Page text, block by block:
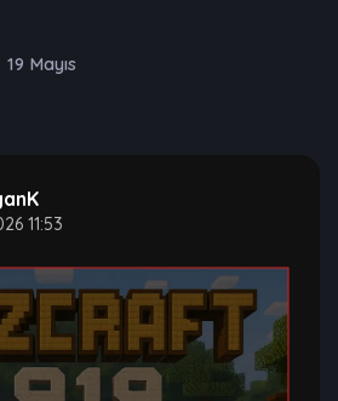
19 Mayıs
11:53